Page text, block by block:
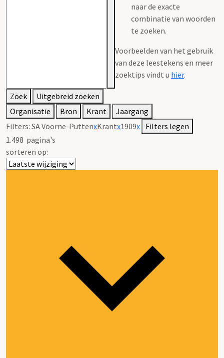
naar de exacte
combinatie van woorden
te zoeken.
Voorbeelden van het gebruik
van deze leestekens en meer
zoektips vindt u hier.
Zoek
Uitgebreid zoeken
Organisatie
Bron Krant
Jaargang
Filters: SA Voorne-PuttenxKrantx1909x Filters legen
1.498 pagina's
sorteren op: